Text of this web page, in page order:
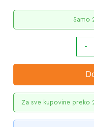
Samo
Za sve kupovine preko